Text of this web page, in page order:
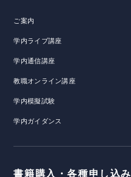
ご案内
学内ライブ講座
学内通信講座
教職オンライン講座
学内模擬試験
学内ガイダンス
書籍購入・各種申し込み